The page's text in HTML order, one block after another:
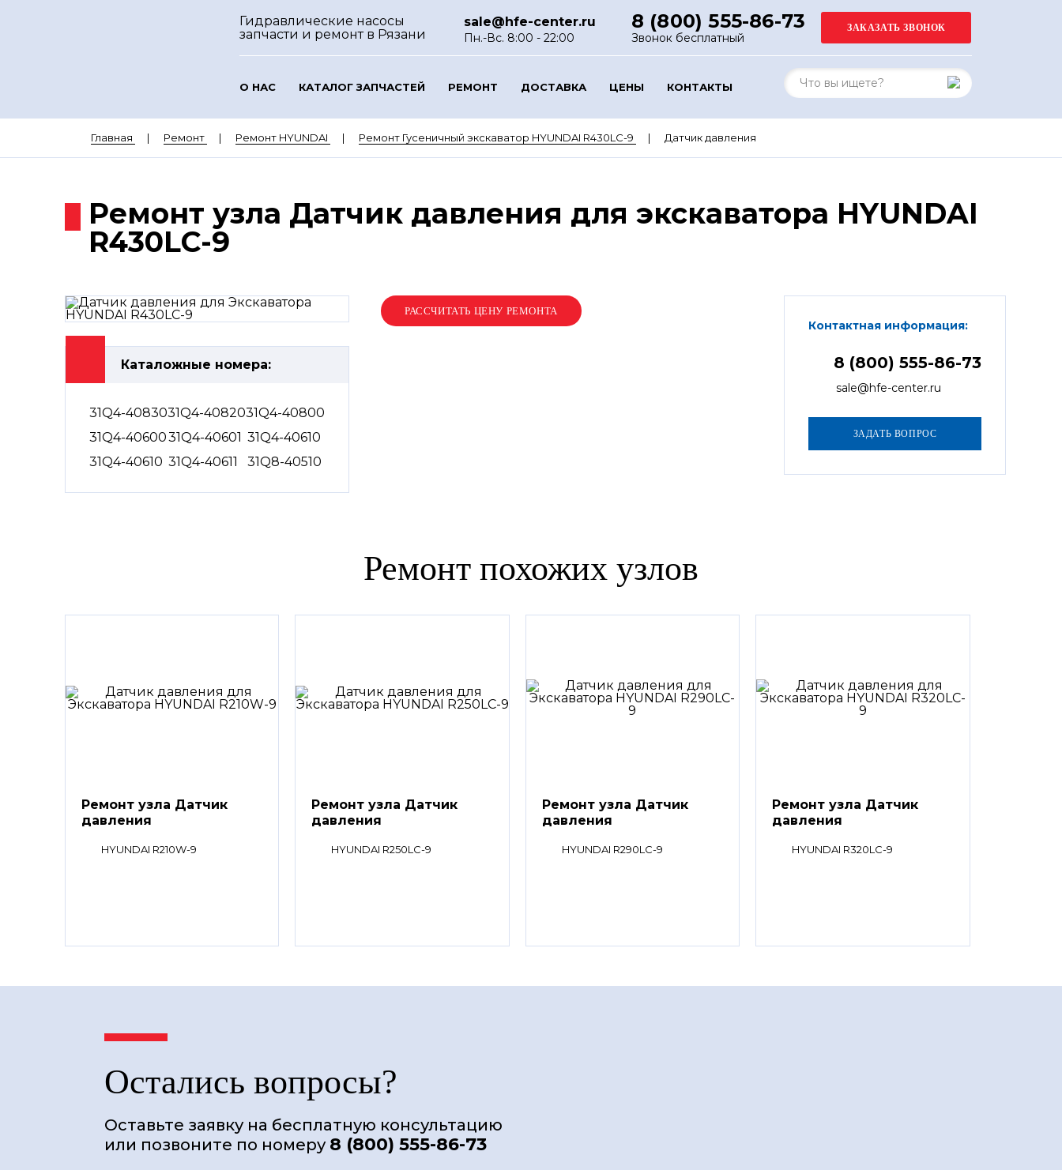
Гидравлические насосы
запчасти и ремонт в Рязани
sale@hfe-center.ru
Пн.-Вс. 8:00 - 22:00
8 (800) 555-86-73
Звонок бесплатный
О НАС КАТАЛОГ ЗАПЧАСТЕЙ РЕМОНТ ДОСТАВКА ЦЕНЫ КОНТАКТЫ
Главная Ремонт Ремонт HYUNDAI Ремонт Гусеничный экскаватор HYUNDAI R430LC-9 Датчик давления
Ремонт узла Датчик давления для экскаватора HYUNDAI
R430LC-9
Каталожные номера:
31Q4-4083031Q4-4082031Q4-40800
31Q4-4060031Q4-40601 31Q4-40610
31Q4-40610 31Q4-40611 31Q8-40510
Контактная информация:
8 (800) 555-86-73
sale@hfe-center.ru
Ремонт похожих узлов
Ремонт узла Датчик
давления
HYUNDAI R210W-9
Ремонт узла Датчик
давления
HYUNDAI R250LC-9
Ремонт узла Датчик
давления
HYUNDAI R290LC-9
Ремонт узла Датчик
давления
HYUNDAI R320LC-9
Остались вопросы?
Оставьте заявку на бесплатную консультацию
или позвоните по номеру 8 (800) 555-86-73